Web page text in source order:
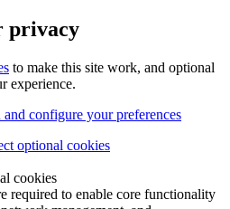
privacy
to make this site work, and optional
experience.
configure your preferences
optional cookies
cookies
required to enable core functionality